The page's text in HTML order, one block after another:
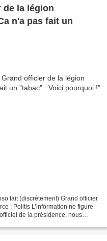
de la légion
n'a pas fait un
fait (discrètement) Grand officier
: Politis L’information ne figure
de la présidence, nous